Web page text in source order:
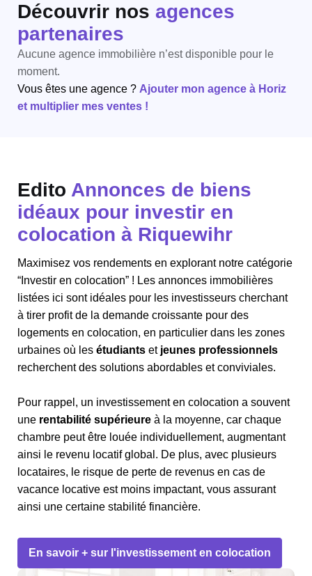
Découvrir nos agences
partenaires
Aucune agence immobilière n’est disponible pour le
moment.
Vous êtes une agence ? Ajouter mon agence à Horiz
et multiplier mes ventes !
Edito Annonces de biens
idéaux pour investir en
colocation à Riquewihr
Maximisez vos rendements en explorant notre catégorie
“Investir en colocation” ! Les annonces immobilières
listées ici sont idéales pour les investisseurs cherchant
à tirer profit de la demande croissante pour des
logements en colocation, en particulier dans les zones
urbaines où les étudiants et jeunes professionnels
recherchent des solutions abordables et conviviales.
Pour rappel, un investissement en colocation a souvent
une rentabilité supérieure à la moyenne, car chaque
chambre peut être louée individuellement, augmentant
ainsi le revenu locatif global. De plus, avec plusieurs
locataires, le risque de perte de revenus en cas de
vacance locative est moins impactant, vous assurant
ainsi une certaine stabilité financière.
En savoir + sur l'investissement en colocation